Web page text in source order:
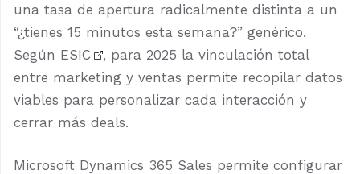
una tasa de apertura radicalmente distinta a un
“¿tienes 15 minutos esta semana?” genérico.
Según ESIC
, para 2025 la vinculación total
entre marketing y ventas permite recopilar datos
viables para personalizar cada interacción y
cerrar más deals.
Microsoft Dynamics 365 Sales permite configurar